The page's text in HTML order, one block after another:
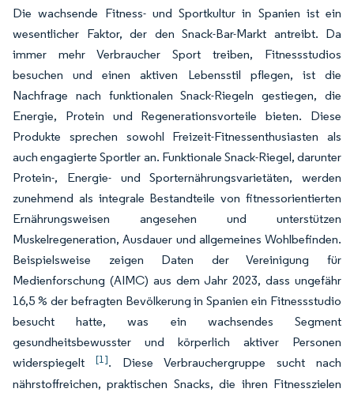
Die wachsende Fitness- und Sportkultur in Spanien ist ein
wesentlicher Faktor, der den Snack-Bar-Markt antreibt. Da
immer mehr Verbraucher Sport treiben, Fitnessstudios
besuchen und einen aktiven Lebensstil pflegen, ist die
Nachfrage nach funktionalen Snack-Riegeln gestiegen, die
Energie, Protein und Regenerationsvorteile bieten. Diese
Produkte sprechen sowohl Freizeit-Fitnessenthusiasten als
auch engagierte Sportler an. Funktionale Snack-Riegel, darunter
Protein-, Energie- und Sporternährungsvarietäten, werden
zunehmend als integrale Bestandteile von fitnessorientierten
Ernährungsweisen angesehen und unterstützen
Muskelregeneration, Ausdauer und allgemeines Wohlbefinden.
Beispielsweise zeigen Daten der Vereinigung für
Medienforschung (AIMC) aus dem Jahr 2023, dass ungefähr
16,5 % der befragten Bevölkerung in Spanien ein Fitnessstudio
besucht hatte, was ein wachsendes Segment
gesundheitsbewusster und körperlich aktiver Personen
widerspiegelt [1]. Diese Verbrauchergruppe sucht nach
nährstoffreichen, praktischen Snacks, die ihren Fitnesszielen